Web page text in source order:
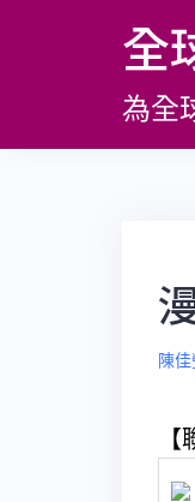
全
為全
陳佳